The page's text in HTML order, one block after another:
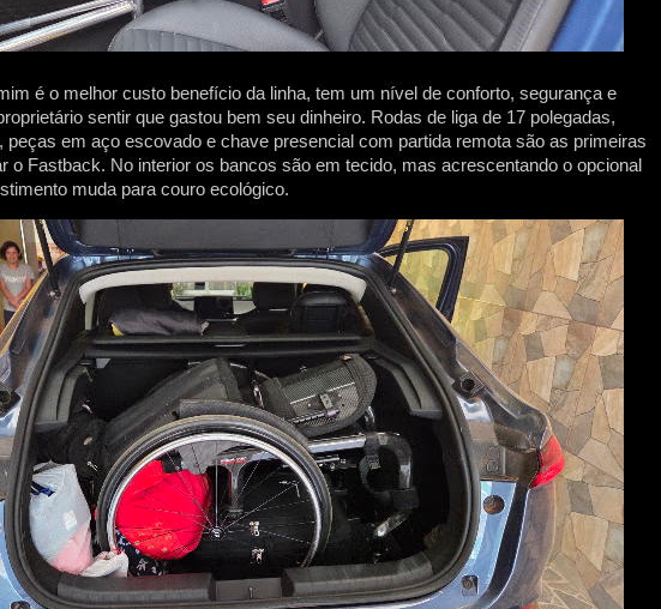
é o melhor custo benefício da linha, tem um nível de conforto, segurança e
sentir que gastou bem seu dinheiro. Rodas de liga de 17 polegadas,
peças em aço escovado e chave presencial com partida remota são as primeiras
o Fastback. No interior os bancos são em tecido, mas acrescentando o opcional
muda para couro ecológico.